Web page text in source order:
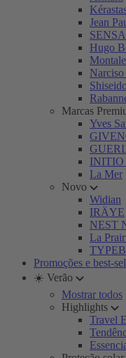
Jean
Hugo
Montale
Marcas
Yves
INITIO
La Mer
Novo
Widian
IRÄYE
NEST
La
Promoções e best-
☀️ Verão
Mostrar todos
Highlights
Travel